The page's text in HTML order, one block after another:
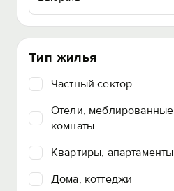
Тип жилья
Частный сектор
Отели, меблированные
комнаты
Квартиры, апартаменты
Дома, коттеджи